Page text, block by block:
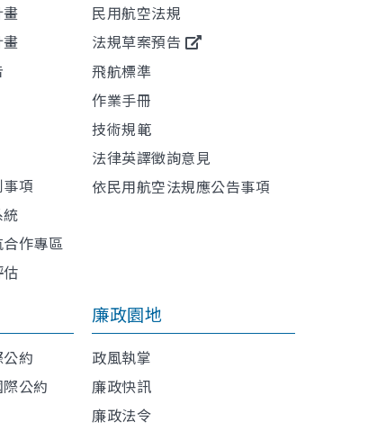
項
作專區
民用航空法規
法規草案預告
飛航標準
作業手冊
技術規範
法律英譯徵詢意見
依民用航空法規應公告事項
約
公約
廉政園地
政風執掌
廉政快訊
廉政法令